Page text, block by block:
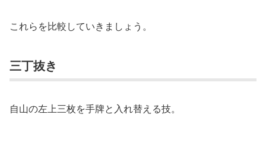
これらを比較していきましょう。
三丁抜き
自山の左上三枚を手牌と入れ替える技。